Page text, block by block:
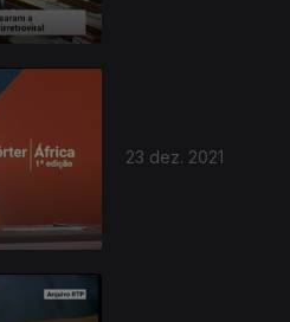
23 dez. 2021